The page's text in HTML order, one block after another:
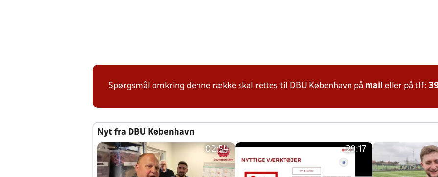
Spørgsmål omkring denne række skal rettes til DBU København på mail eller på tlf:
Nyt fra DBU København
02:54 29:17